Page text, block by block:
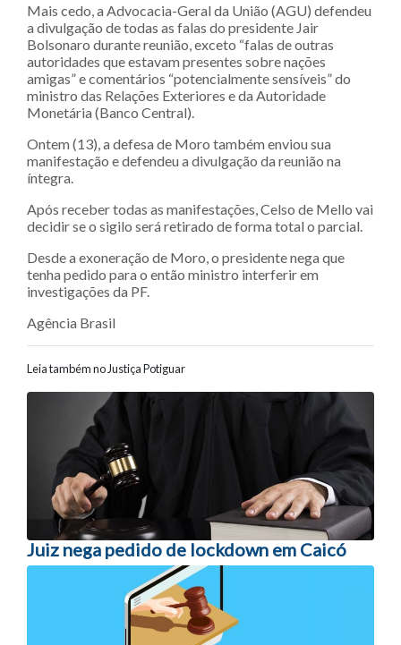
Mais cedo, a Advocacia-Geral da União (AGU) defendeu
a divulgação de todas as falas do presidente Jair
Bolsonaro durante reunião, exceto “falas de outras
autoridades que estavam presentes sobre nações
amigas” e comentários “potencialmente sensíveis” do
ministro das Relações Exteriores e da Autoridade
Monetária (Banco Central).
Ontem (13), a defesa de Moro também enviou sua
manifestação e defendeu a divulgação da reunião na
íntegra.
Após receber todas as manifestações, Celso de Mello vai
decidir se o sigilo será retirado de forma total o parcial.
Desde a exoneração de Moro, o presidente nega que
tenha pedido para o então ministro interferir em
investigações da PF.
Agência Brasil
Leia também no Justiça Potiguar
Navegação entre posts
Juiz nega pedido de lockdown em Caicó